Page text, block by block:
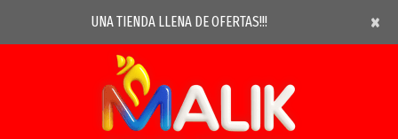
UNA TIENDA LLENA DE OFERTAS!!! ×
×